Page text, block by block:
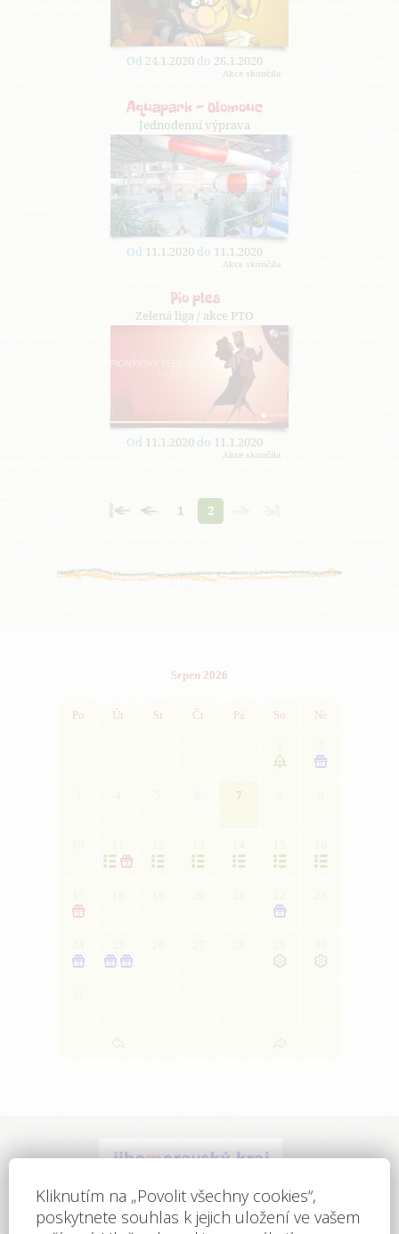
Od 24.1.2020 do 26.1.2020
Akce skončila
Aquapark - Olomouc
Jednodenní výprava
Od 11.1.2020 do 11.1.2020
Akce skončila
Pio ples
Zelená liga / akce PTO
Od 11.1.2020 do 11.1.2020
Akce skončila
1 2
Srpen 2026
Po Út St Čt Pá So Ne
 
7
      
 
    